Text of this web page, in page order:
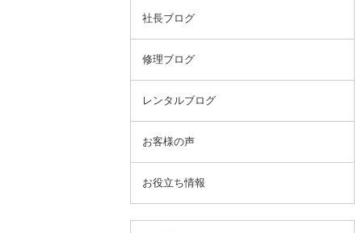
社長ブログ
修理ブログ
レンタルブログ
お客様の声
お役立ち情報